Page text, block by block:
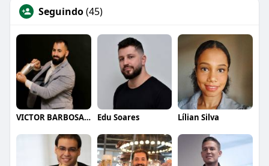
Seguindo(45)
VICTOR BARBOSA QUARANTA Edu Soares Lílian Silva